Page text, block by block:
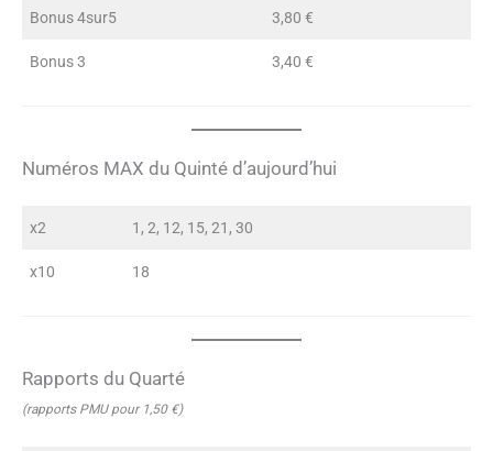
Bonus 4sur5 3,80 €
Bonus 3 3,40 €
Numéros MAX du Quinté d’aujourd’hui
x2 1, 2, 12, 15, 21, 30
x10 18
Rapports du Quarté
(rapports PMU pour 1,50 €)